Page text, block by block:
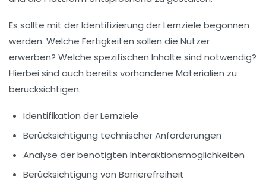
Es sollte mit der Identifizierung derLernziele begonnen
werden. Welche Fertigkeiten sollen die Nutzer
erwerben? Welche spezifischen Inhalte sind notwendig?
Hierbei sind auch bereits vorhandene Materialien zu
berücksichtigen.
Identifikation derLernziele
Berücksichtigung technischerAnforderungen
Analyse der benötigten Interaktionsmöglichkeiten
Berücksichtigung von Barrierefreiheit